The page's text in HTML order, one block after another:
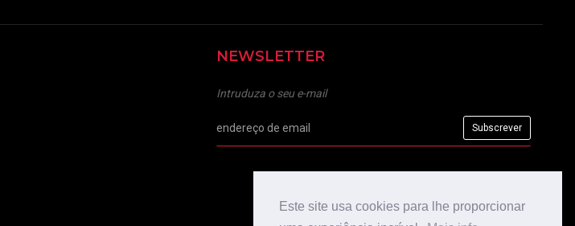
Este site usa cookies para lhe proporcionar
NEWSLETTER
Intruduza o seu e-mail